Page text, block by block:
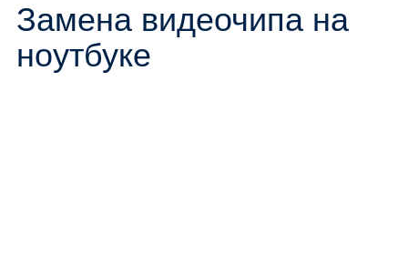
Замена видеочипа на
ноутбуке